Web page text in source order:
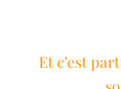
Et c’est